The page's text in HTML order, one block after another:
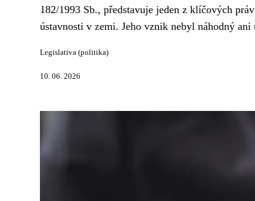
182/1993 Sb., představuje jeden z klíčových
ústavnosti v zemi. Jeho vznik nebyl náhodný
Legislativa (politika)
10. 06. 2026